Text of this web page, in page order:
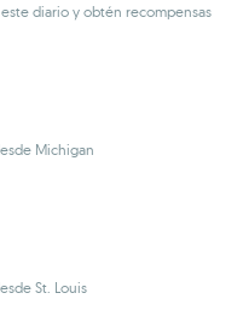
diario y obtén recompensas
Michigan
St. Louis